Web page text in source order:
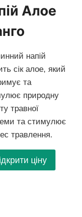
Алое
напій
сік алое, який
та
природну
травної
та стимулює
травлення.
ціну